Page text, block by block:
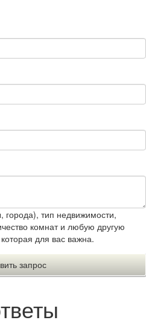
города), тип недвижимости,
комнат и любую другую
для вас важна.